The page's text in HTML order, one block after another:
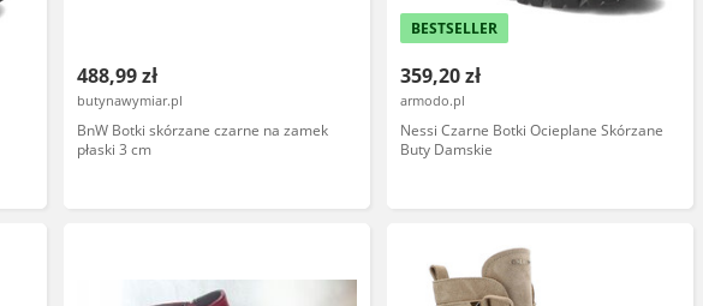
488,99 zł
butynawymiar.pl
BnW Botki skórzane czarne na zamek
płaski 3 cm
BESTSELLER
359,20 zł
armodo.pl
Nessi Czarne Botki Ocieplane Skórzane
Buty Damskie